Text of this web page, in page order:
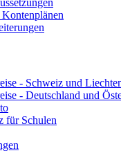
- Schweiz und
- Deutschland und
für Schulen